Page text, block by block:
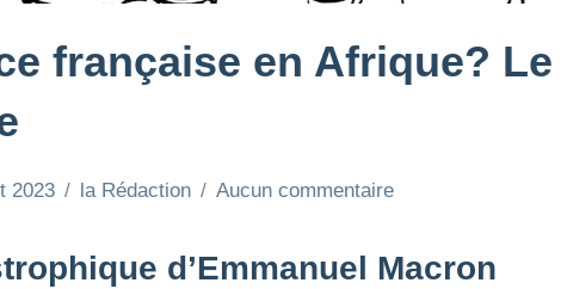
française en Afrique? Le
2023 la Rédaction Aucun commentaire
d’Emmanuel Macron